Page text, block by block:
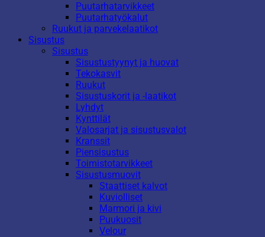
Puutarhatarvikkeet
Puutarhatyökalut
Ruukut ja parvekelaatikot
Sisustus
Sisustus
Sisustustyynyt ja huovat
Tekokasvit
Ruukut
Sisustuskorit ja -laatikot
Lyhdyt
Kynttilät
Valosarjat ja sisustusvalot
Kranssit
Piensisustus
Toimistotarvikkeet
Sisustusmuovit
Staattiset kalvot
Kuviolliset
Marmori ja kivi
Puukuosit
Velour